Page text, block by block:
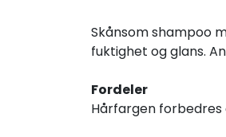
Skånsom shampoo
fuktighet og glans.
Fordeler
Hårfargen